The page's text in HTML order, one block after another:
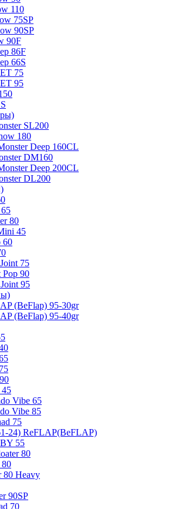
110
75SP
90SP
90F
86F
66S
75
95
SL200
180
Deep 160CL
DM160
Deep 200CL
DL200
80
45
60
75
Pop 90
95
(BeFlap) 95-30gr
(BeFlap) 95-40gr
Vibe 65
Vibe 85
75
24) ReFLAP(BeFLAP)
55
80
80
80 Heavy
90SP
70